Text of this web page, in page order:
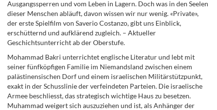
Ausgangssperren und vom Leben in Lagern. Doch was in den Seelen
dieser Menschen abläuft, davon wissen wir nur wenig. «Private»,
der erste Spielfilm von Saverio Costanzo, gibt uns Einblick,
erschütternd und aufklärend zugleich. – Aktueller
Geschichtsunterricht ab der Oberstufe.
Mohammad Bakri unterrichtet englische Literatur und lebt mit
seiner fünfköpfigen Familie im Niemandsland zwischen einem
palästinensischen Dorf und einem israelischen Militärstützpunkt,
exakt in der Schusslinie der verfeindeten Parteien. Die israelische
Armee beschliesst, das strategisch wichtige Haus zu besetzen.
Muhammad weigert sich auszuziehen und ist, als Anhänger der